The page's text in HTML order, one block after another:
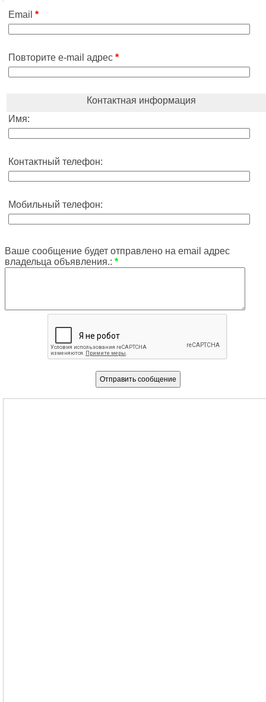
Email *
Повторите e-mail адрес *
Контактная информация
Имя:
Контактный телефон:
Мобильный телефон:
Ваше сообщение будет отправлено на email адрес
владельца объявления.: *